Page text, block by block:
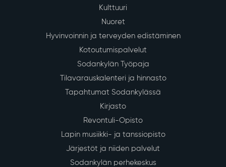
Kulttuuri
Nuoret
Hyvinvoinnin ja terveyden edistäminen
Kotoutumispalvelut
Sodankylän Työpaja
Tilavarauskalenteri ja hinnasto
Tapahtumat Sodankylässä
Kirjasto
Revontuli-Opisto
Lapin musiikki- ja tanssiopisto
Järjestöt ja niiden palvelut
Sodankylän perhekeskus